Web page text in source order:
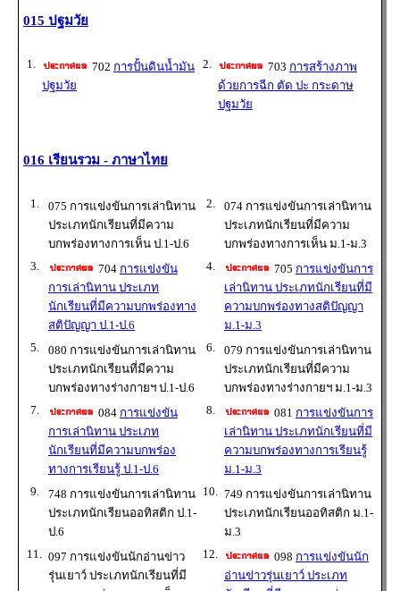
015 ปฐมวัย
1. 702 การปั้นดินน้ำมัน
ปฐมวัย
2. 703 การสร้างภาพ
ด้วยการฉีก ตัด ปะ กระดาษ
ปฐมวัย
016 เรียนรวม - ภาษาไทย
1.
075 การแข่งขันการเล่านิทาน
ประเภทนักเรียนที่มีความ
บกพร่องทางการเห็น ป.1-ป.6
2.
074 การแข่งขันการเล่านิทาน
ประเภทนักเรียนที่มีความ
บกพร่องทางการเห็น ม.1-ม.3
3.
704 การแข่งขัน
การเล่านิทาน ประเภท
นักเรียนที่มีความบกพร่องทาง
สติปัญญา ป.1-ป.6
4. 705 การแข่งขันการ
เล่านิทาน ประเภทนักเรียนที่มี
ความบกพร่องทางสติปัญญา
ม.1-ม.3
5.
080 การแข่งขันการเล่านิทาน
ประเภทนักเรียนที่มีความ
บกพร่องทางร่างกายฯ ป.1-ป.6
6.
079 การแข่งขันการเล่านิทาน
ประเภทนักเรียนที่มีความ
บกพร่องทางร่างกายฯ ม.1-ม.3
7.
084 การแข่งขัน
การเล่านิทาน ประเภท
นักเรียนที่มีความบกพร่อง
ทางการเรียนรู้ ป.1-ป.6
8. 081 การแข่งขันการ
เล่านิทาน ประเภทนักเรียนที่มี
ความบกพร่องทางการเรียนรู้
ม.1-ม.3
9.
748 การแข่งขันการเล่านิทาน
ประเภทนักเรียนออทิสติก ป.1-
ป.6
10. 749 การแข่งขันการเล่านิทาน
ประเภทนักเรียนออทิสติก ม.1-
ม.3
11. 097 การแข่งขันนักอ่านข่าว
รุ่นเยาว์ ประเภทนักเรียนที่มี
12. 098 การแข่งขันนัก
อ่านข่าวรุ่นเยาว์ ประเภท